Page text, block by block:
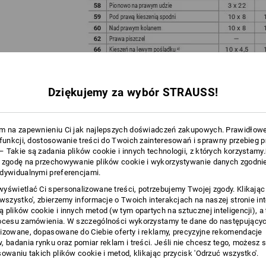
METODY dla konkretnego produktu i umiejscowienia ma decydujące
(krok 1) możesz zobaczyć, jakie metody znakowania i w jakich
w wybranym przez Ciebie umiejscowieniu.
poszczególnych metod znakowania znajdziesz tutaj:
Dziękujemy za wybór STRAUSS!
na zapewnieniu Ci jak najlepszych doświadczeń zakupowych.
dostosowanie treści do Twoich zainteresowań i sprawny przebieg
Takie są zadania plików cookie i innych technologii, z których
na przechowywanie plików cookie i wykorzystywanie danych
preferencjami.
Ci spersonalizowane treści, potrzebujemy Twojej zgody.
zbierzemy informacje o Twoich interakcjach na naszej stronie
plików cookie i innych metod (w tym opartych na sztucznej inteligencji), a
zamówienia. W szczególności wykorzystamy te dane do
dopasowane do Ciebie oferty i reklamy, precyzyjne rekomendacje
badania rynku oraz pomiar reklam i treści. Jeśli nie chcesz tego, możesz
takich plików cookie i metod, klikając przycisk 'Odrzuć wszystko'.